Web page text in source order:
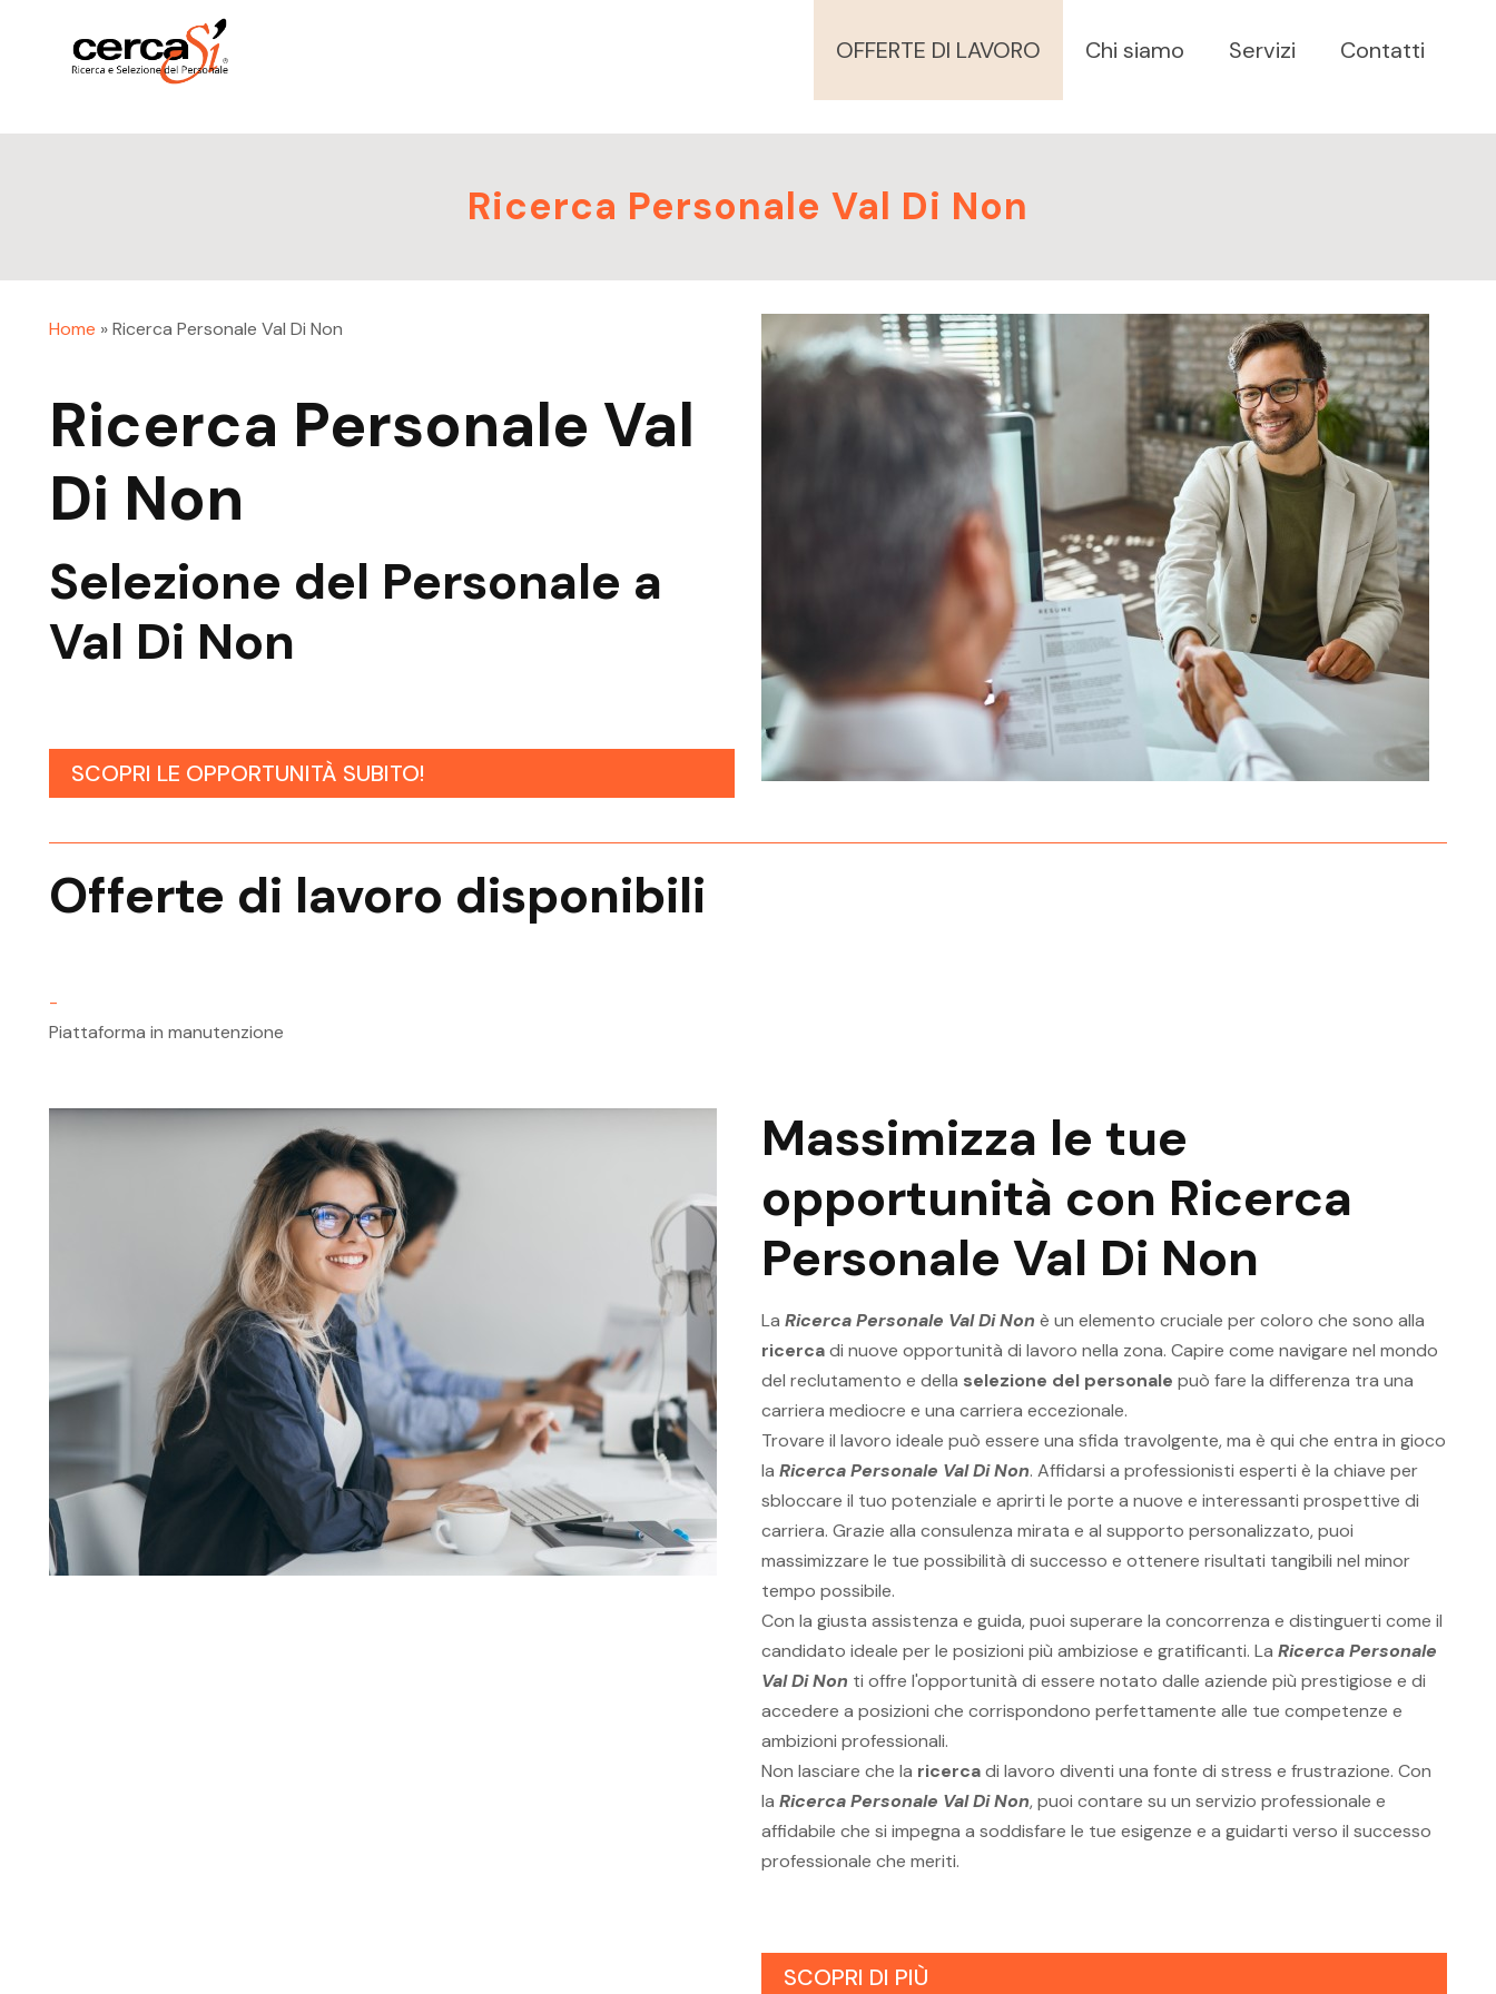
OFFERTE DI LAVORO Chi siamo Servizi Contatti
Ricerca Personale Val Di Non
Home »Ricerca Personale Val Di Non
Ricerca Personale Val
Di Non
Selezione del Personale a
Val Di Non
SCOPRI LE OPPORTUNITÀ SUBITO!
Offerte di lavoro disponibili
-
Piattaforma in manutenzione
Massimizza le tue
opportunità con Ricerca
Personale Val Di Non
La Ricerca Personale Val Di Non è un elemento cruciale per coloro che sono alla
ricercadi nuove opportunità di lavoro nella zona. Capire come navigare nel mondo
del reclutamento e della selezione del personale può fare la differenza tra una
carriera mediocre e una carriera eccezionale.
Trovare il lavoro ideale può essere una sfida travolgente, ma è qui che entra in gioco
la Ricerca Personale Val Di Non. Affidarsi a professionisti esperti è la chiave per
sbloccare il tuo potenziale e aprirti le porte a nuove e interessanti prospettive di
carriera. Grazie alla consulenza mirata e al supporto personalizzato, puoi
massimizzare le tue possibilità di successo e ottenere risultati tangibili nel minor
tempo possibile.
Con la giusta assistenza e guida, puoi superare la concorrenza e distinguerti come il
candidato ideale per le posizioni più ambiziose e gratificanti. La Ricerca Personale
Val Di Non ti offre l'opportunità di essere notato dalle aziende più prestigiose e di
accedere a posizioni che corrispondono perfettamente alle tue competenze e
ambizioni professionali.
Non lasciare che la ricercadi lavoro diventi una fonte di stress e frustrazione. Con
la Ricerca Personale Val Di Non, puoi contare su un servizio professionale e
affidabile che si impegna a soddisfare le tue esigenze e a guidarti verso il successo
professionale che meriti.
SCOPRI DI PIÙ